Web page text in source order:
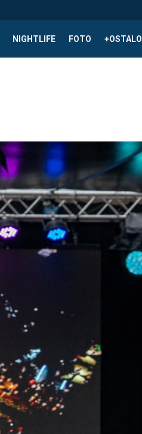
NIGHTLIFE FOTO +OSTALO